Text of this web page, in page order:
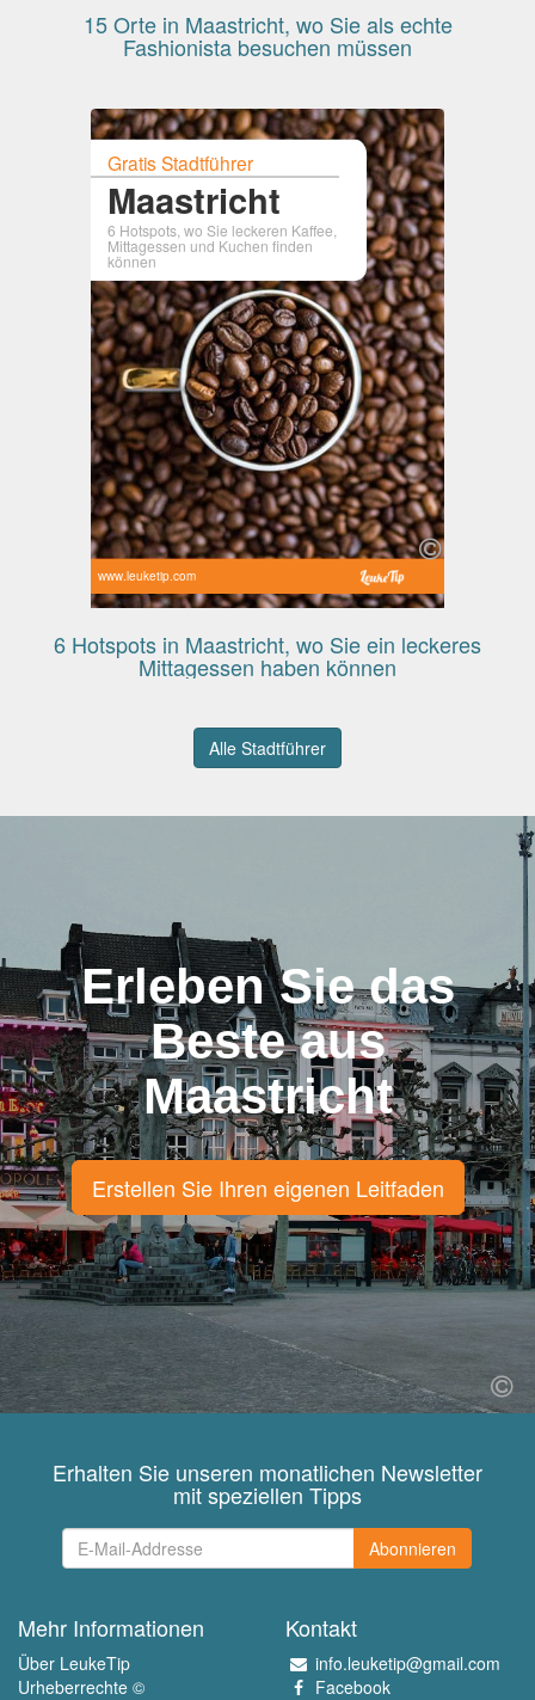
15 Orte in Maastricht, wo Sie als echte
Fashionista besuchen müssen
Gratis Stadtführer
Maastricht
6 Hotspots, wo Sie leckeren Kaffee,
Mittagessen und Kuchen finden
können
www.leuketip.com
6 Hotspots in Maastricht, wo Sie ein leckeres
Mittagessen haben können
Alle Stadtführer
Erleben Sie das
Beste aus
Maastricht
Erstellen Sie Ihren eigenen Leitfaden
Erhalten Sie unseren monatlichen Newsletter
mit speziellen Tipps
Abonnieren
Mehr Informationen
Über LeukeTip
Urheberrechte ©
Kontakt
info.leuketip@gmail.com
Facebook